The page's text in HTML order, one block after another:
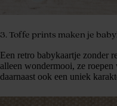
3. Toffe prints maken je
Een retro babykaartje zonder
alleen wondermooi, ze
daarnaast ook een uniek